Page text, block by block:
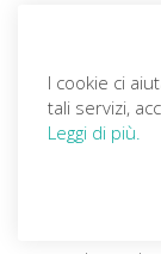
Follow us
Viaggi Top
I cookie ci
tali servizi,
Leggi di più.